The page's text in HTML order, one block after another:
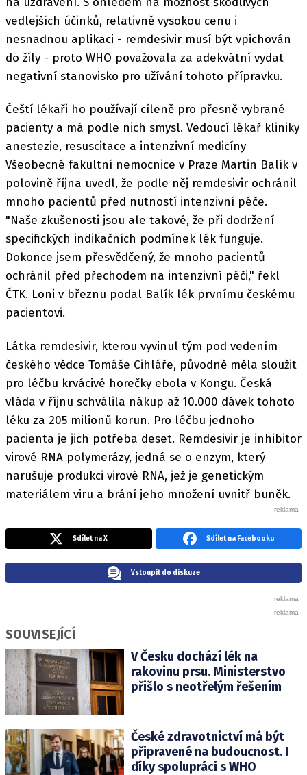
vedlejších účinků, relativně vysokou cenu i
nesnadnou aplikaci - remdesivir musí být vpichován
do žíly - proto WHO považovala za adekvátní vydat
negativní stanovisko pro užívání tohoto přípravku.
Čeští lékaři ho používají cíleně pro přesně vybrané
pacienty a má podle nich smysl. Vedoucí lékař kliniky
anestezie, resuscitace a intenzivní medicíny
Všeobecné fakultní nemocnice v Praze Martin Balík v
polovině října uvedl, že podle něj remdesivir ochránil
mnoho pacientů před nutností intenzivní péče.
"Naše zkušenosti jsou ale takové, že při dodržení
specifických indikačních podmínek lék funguje.
Dokonce jsem přesvědčený, že mnoho pacientů
ochránil před přechodem na intenzivní péči," řekl
ČTK. Loni v březnu podal Balík lék prvnímu českému
pacientovi.
Látka remdesivir, kterou vyvinul tým pod vedením
českého vědce Tomáše Cihláře, původně měla sloužit
pro léčbu krvácivé horečky ebola v Kongu. Česká
vláda v říjnu schválila nákup až 10.000 dávek tohoto
léku za 205 milionů korun. Pro léčbu jednoho
pacienta je jich potřeba deset. Remdesivir je inhibitor
virové RNA polymerázy, jedná se o enzym, který
narušuje produkci virové RNA, jež je genetickým
materiálem viru a brání jeho množení uvnitř buněk.
Sdílet na X Sdílet na Facebooku
Vstoupit do diskuze
SOUVISEJÍCÍ
V Česku dochází lék na
rakovinu prsu. Ministerstvo
přišlo s neotřelým řešením
České zdravotnictví má být
připravené na budoucnost. I
díky spolupráci s WHO